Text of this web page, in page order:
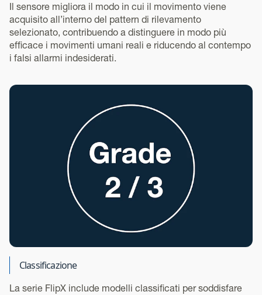
Il sensore migliora il modo in cui il movimento viene
acquisito all’interno del pattern di rilevamento
selezionato, contribuendo a distinguere in modo più
efficace i movimenti umani reali e riducendo al contempo
i falsi allarmi indesiderati.
Classificazione
La serie FlipX include modelli classificati per soddisfare